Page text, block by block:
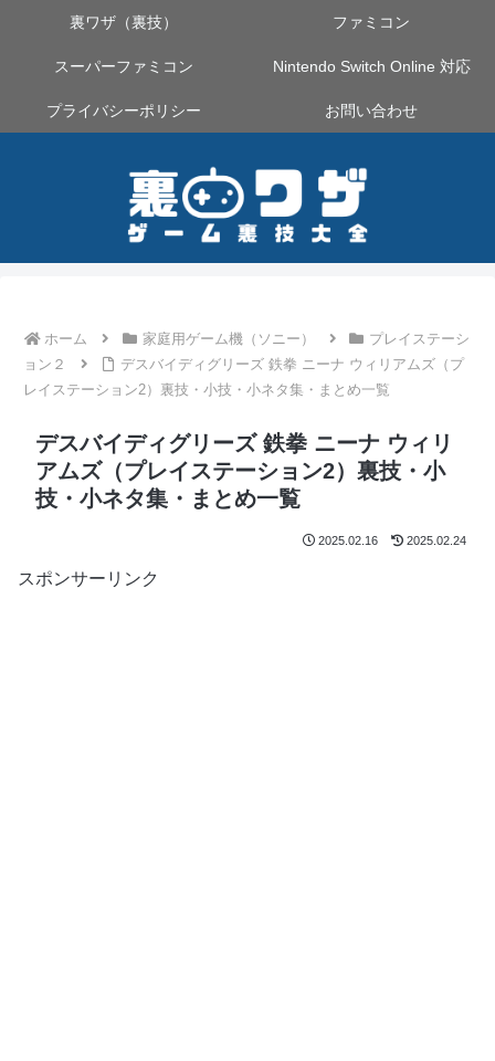
裏ワザ（裏技） ファミコン
スーパーファミコン Nintendo Switch Online 対応
プライバシーポリシー お問い合わせ
ホーム 家庭用ゲーム機（ソニー）
プレイステーシ
ョン２
デスバイディグリーズ 鉄拳 ニーナ ウィリアムズ（プ
レイステーション2）裏技・小技・小ネタ集・まとめ一覧
デスバイディグリーズ 鉄拳 ニーナ ウィリ
アムズ（プレイステーション2）裏技・小
技・小ネタ集・まとめ一覧
2025.02.16 2025.02.24
スポンサーリンク